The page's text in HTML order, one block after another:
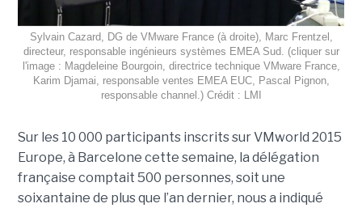
Sylvain Cazard, DG de VMware France (à droite), Marc Frentzel,
directeur, responsable ingénieurs systèmes EMEA Sud. (cliquer sur
l'image : Magdeleine Bourgoin, directrice technique VMware France,
Karim Djamai, responsable ventes EMEA EUC, Pascal Pignon,
responsable channel.) Crédit : LMI
Sur les 10 000 participants inscrits sur VMworld 2015
Europe, à Barcelone cette semaine, la délégation
française comptait 500 personnes, soit une
soixantaine de plus que l’an dernier, nous a indiqué